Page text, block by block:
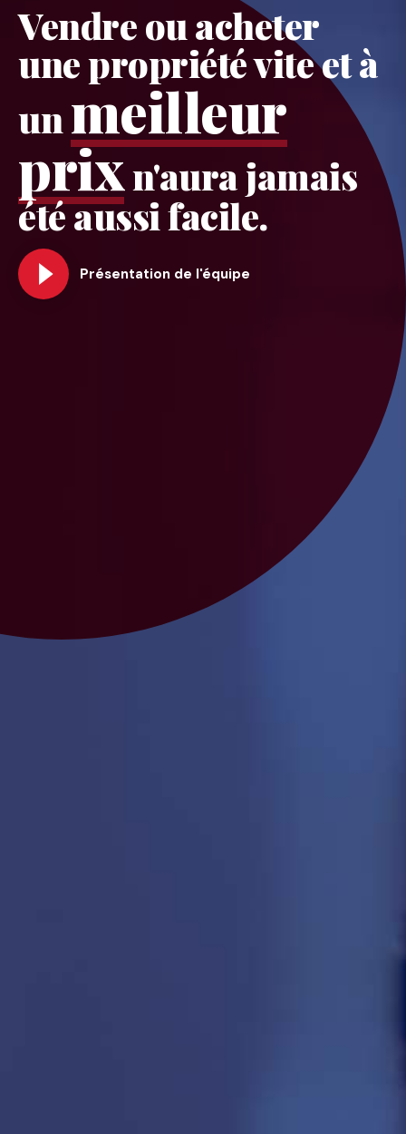
Vendre ou acheter
une propriété vite et à
unmeilleur
prixn'aura jamais
été aussi facile.
Présentation de l'équipe